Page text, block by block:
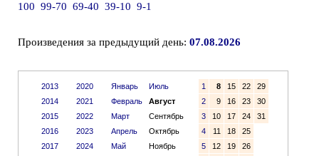
100 99-70 69-40 39-10 9-1
Произведения за предыдущий день: 07.08.2026
2013
2014
2015
2016
2017
2020
2021
2022
2023
2024
Январь
Июль
Февраль
Август
Март
Сентябрь
Апрель
Октябрь
Май
Ноябрь
1 8 15 22
29
2
9 16 23
30
3
10 17 24
31
4
11 18
25
5
12 19
26